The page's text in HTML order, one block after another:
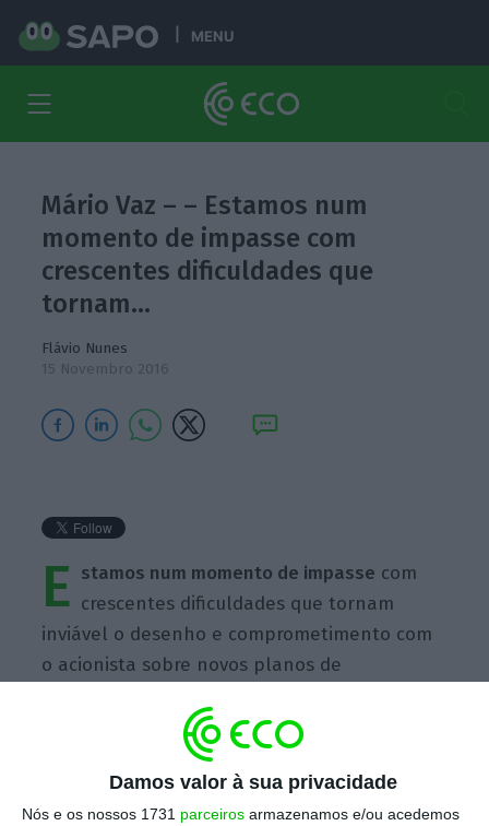
Damos valor à sua privacidade
Nós e os nossos 1731 parceiros armazenamos e/ou acedemos
MENU
Mário Vaz – – Estamos num
momento de impasse com
crescentes dificuldades que
tornam…
Flávio Nunes
15 Novembro 2016
E stamos num momento de impasse com
crescentes dificuldades que tornam
inviável o desenho e comprometimento com
o acionista sobre novos planos de